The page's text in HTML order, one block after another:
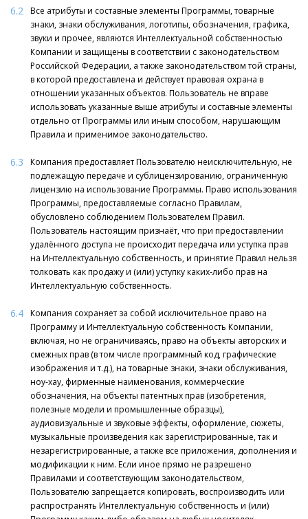
6.2 Все атрибуты и составные элементы Программы, товарные
знаки, знаки обслуживания, логотипы, обозначения, графика,
звуки и прочее, являются Интеллектуальной собственностью
Компании и защищены в соответствии с законодательством
Российской Федерации, а также законодательством той страны,
в которой предоставлена и действует правовая охрана в
отношении указанных объектов. Пользователь не вправе
использовать указанные выше атрибуты и составные элементы
отдельно от Программы или иным способом, нарушающим
Правила и применимое законодательство.
6.3
Компания предоставляет Пользователю неисключительную, не
подлежащую передаче и сублицензированию, ограниченную
лицензию на использование Программы. Право использования
Программы, предоставляемые согласно Правилам,
обусловлено соблюдением Пользователем Правил.
Пользователь настоящим признаёт, что при предоставлении
удалённого доступа не происходит передача или уступка прав
на Интеллектуальную собственность, и принятие Правил нельзя
толковать как продажу и (или) уступку каких-либо прав на
Интеллектуальную собственность.
6.4 Компания сохраняет за собой исключительное право на
Программу и Интеллектуальную собственность Компании,
включая, но не ограничиваясь, право на объекты авторских и
смежных прав (в том числе программный код, графические
изображения и т.д.), на товарные знаки, знаки обслуживания,
ноу-хау, фирменные наименования, коммерческие
обозначения, на объекты патентных прав (изобретения,
полезные модели и промышленные образцы),
аудиовизуальные и звуковые эффекты, оформление, сюжеты,
музыкальные произведения как зарегистрированные, так и
незарегистрированные, а также все приложения, дополнения и
модификации к ним. Если иное прямо не разрешено
Правилами и соответствующим законодательством,
Пользователю запрещается копировать, воспроизводить или
распространять Интеллектуальную собственность и (или)